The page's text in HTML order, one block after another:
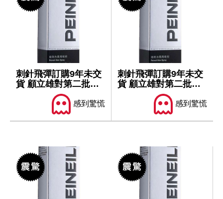
刺針飛彈訂購9年未交
貨 顧立雄對第二批軍
感到驚慌
刺針飛彈訂購9年未交
貨 顧立雄對第二批軍
感到驚慌